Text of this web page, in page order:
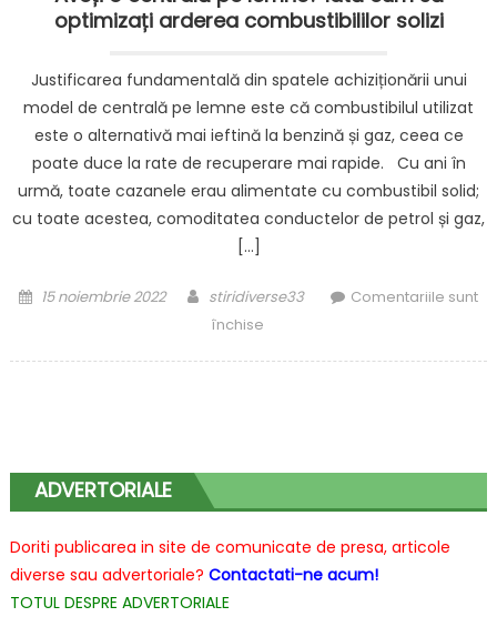
optimizați arderea combustibililor solizi
Justificarea fundamentală din spatele achiziționării unui
model de centrală pe lemne este că combustibilul utilizat
este o alternativă mai ieftină la benzină și gaz, ceea ce
poate duce la rate de recuperare mai rapide. Cu ani în
urmă, toate cazanele erau alimentate cu combustibil solid;
cu toate acestea, comoditatea conductelor de petrol și gaz,
[…]
Posted
15 noiembrie 2022 Author
stiridiverse33
Comentariile sunt
închisepentru
Iată
optimizați
arderea
ADVERTORIALE
Doriti publicarea in site de comunicate de presa, articole
diverse sau advertoriale? Contactati-ne acum!
TOTUL DESPRE ADVERTORIALE